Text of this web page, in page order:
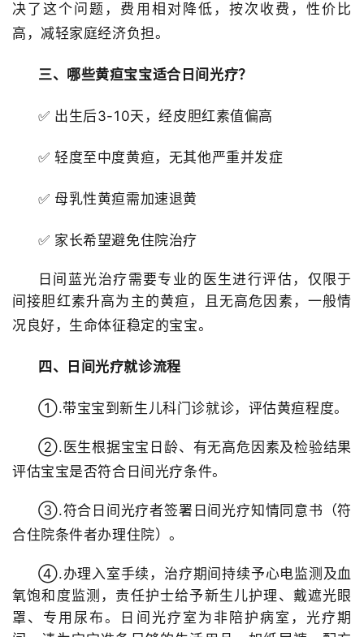
决了这个问题，费用相对降低， 按次收费，性价比
高，减轻家庭经济负担。
三、哪些黄疸宝宝适合日间光疗？
✅ 出生后3-10天，经皮胆红素值偏高
✅ 轻度至中度黄疸，无其他严重并发症
✅ 母乳性黄疸需加速退黄
✅ 家长希望避免住院治疗
日间蓝光治疗需要专业的医生进行评估，仅限于
间接胆红素升高为主的黄疸，且无高危因素，一般情
况良好，生命体征稳定的宝宝。
四、日间光疗就诊流程
①.带宝宝到新生儿科门诊就诊，评估黄疸程度。
②.医生根据宝宝日龄、有无高危因素及检验结果
评估宝宝是否符合日间光疗条件。
③.符合日间光疗者签署日间光疗知情同意书（符
合住院条件者办理住院）。
④.办理入室手续，治疗期间持续予心电监测及血
氧饱和度监测，责任护士给予新生儿护理、 戴遮光眼
罩、专用尿布。日间光疗室为非陪护病室，光疗期